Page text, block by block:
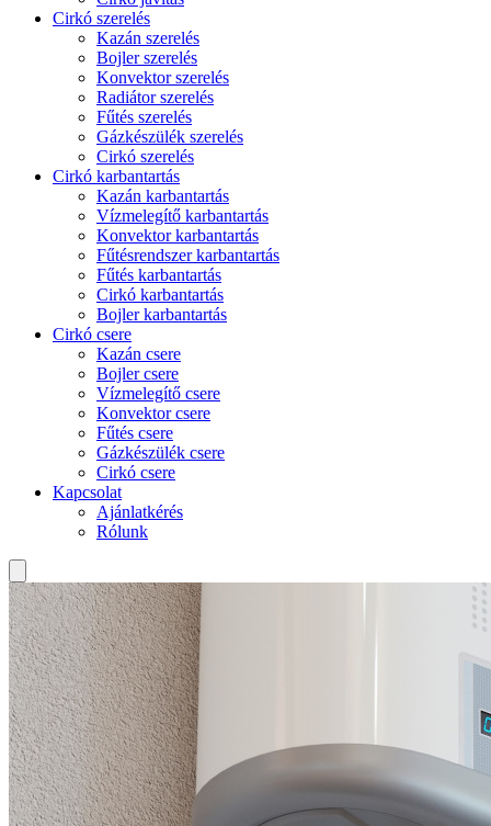
Cirkó szerelés
Kazán szerelés
Bojler szerelés
Konvektor szerelés
Radiátor szerelés
Fűtés szerelés
Gázkészülék szerelés
Cirkó szerelés
Cirkó karbantartás
Kazán karbantartás
Vízmelegítő karbantartás
Konvektor karbantartás
Fűtésrendszer karbantartás
Fűtés karbantartás
Cirkó karbantartás
Bojler karbantartás
Cirkó csere
Kazán csere
Bojler csere
Vízmelegítő csere
Konvektor csere
Fűtés csere
Gázkészülék csere
Cirkó csere
Kapcsolat
Ajánlatkérés
Rólunk